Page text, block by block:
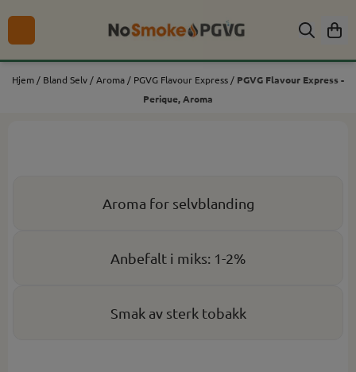
Hopp til innhold
Hjem / Bland Selv /Aroma / PGVG Flavour Express / PGVG Flavour Express -
Perique, Aroma
Aroma for selvblanding
Anbefalt i miks: 1-2%
Smak av sterk tobakk